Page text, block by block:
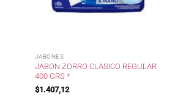
JABONES
JABON ZORRO CLASICO REGULAR
400 GRS *
$1.407,12